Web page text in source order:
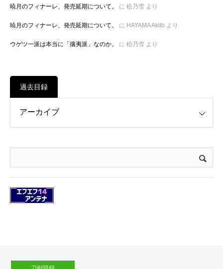
暁月のフィナーレ、発売延期について。 に 松乃雪 より
暁月のフィナーレ、発売延期について。 に HAYAMA Akito より
ウゲツ一派は本当に「攘夷派」なのか。 に 松乃雪 より
過去目録